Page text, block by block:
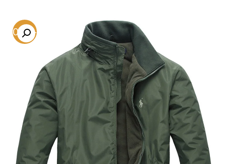
-70.8%